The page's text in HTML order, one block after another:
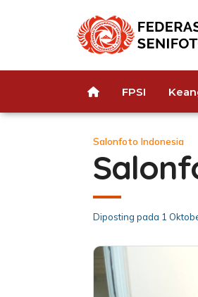
FPSI
Salonfoto Indonesia
Diposting pada 1